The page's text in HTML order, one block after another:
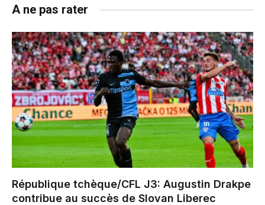
A ne pas rater
République tchèque/CFL J3: Augustin Drakpe
contribue au succès de Slovan Liberec